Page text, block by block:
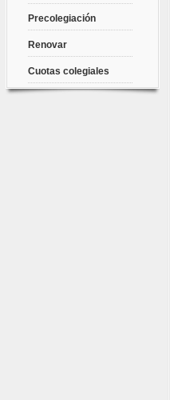
Precolegiación
Renovar
Cuotas colegiales